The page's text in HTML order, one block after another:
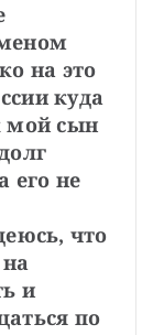
на это
куда
мой сын
его не
что
и
по